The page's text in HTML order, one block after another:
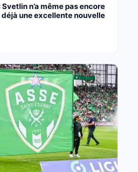
n’a même pas encore
déjà une excellente nouvelle